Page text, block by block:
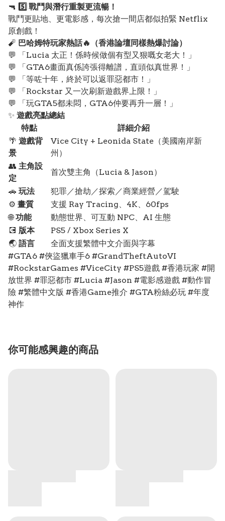
🔫 5️⃣ 戰鬥與潛行重製更流暢！
戰鬥更貼地、更電影感，每次搶一間店都似拍緊 Netflix
原創戲！
🧨 巴哈姆特玩家熱話🔥（香港論壇同樣熱爆討論）
💬 「Lucia 太正！係時候做個有型又狠嘅女老大！」
💬 「GTA6畫面真係誇張得離譜，直頭似真世界！」
💬 「等咗十年，終於可以返罪惡都市！」
💬 「Rockstar 又一次刷新遊戲界上限！」
💬 「玩GTA5都未悶，GTA6仲要再升一層！」
✨ 遊戲亮點總結
特點
詳細介紹
🌴 遊戲背
景
Vice City + Leonida State（美國南岸新
州）
👥 主角設
定
首次雙主角（Lucia & Jason）
🚗 玩法
犯罪／搶劫／探索／商業經營／駕駛
⚙️ 畫質
支援 Ray Tracing、4K、60fps
🌐功能
動態世界、可互動 NPC、AI 生態
💽 版本
PS5 / Xbox Series X
🌏 語言
全面支援繁體中文介面與字幕
#GTA6 #俠盜獵車手6 #GrandTheftAutoVI
#RockstarGames #ViceCity #PS5遊戲 #香港玩家 #開
放世界 #罪惡都市 #Lucia #Jason #電影感遊戲 #動作冒
險 #繁體中文版 #香港Game推介 #GTA粉絲必玩 #年度
神作
你可能感興趣的商品